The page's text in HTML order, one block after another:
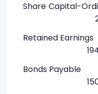
Share Capital-
Bonds